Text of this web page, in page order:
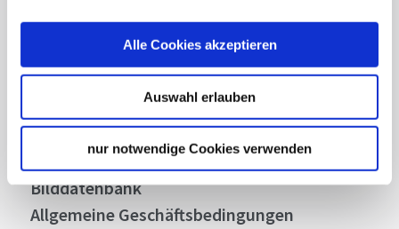
Alle Cookies akzeptieren
Auswahl erlauben
nur notwendige Cookies verwenden
Stellenangebote
Business
Stuttgart Convention Bureau
Bilddatenbank
Allgemeine Geschäftsbedingungen